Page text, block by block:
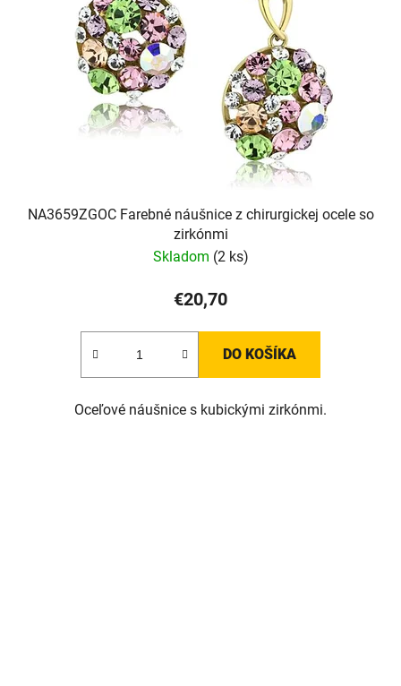
NA3659ZGOC Farebné náušnice z chirurgickej ocele so
zirkónmi
Skladom (2 ks)
€20,70
DO KOŠÍKA
Oceľové náušnice s kubickými zirkónmi.